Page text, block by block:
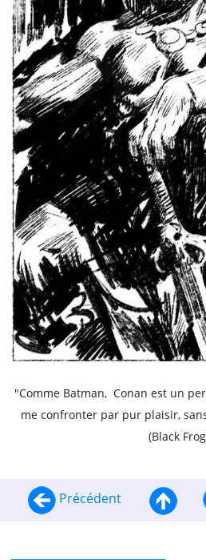
"Comme Batman, Conan est un
me confronter par pur plaisir,
(Black
Précédent